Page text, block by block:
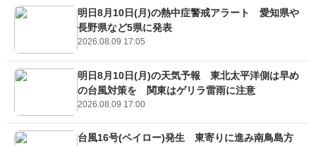
明日8月10日(月)の熱中症警戒アラート 愛知県や
長野県など5県に発表
2026.08.09 17:05
明日8月10日(月)の天気予報 東北太平洋側は早め
の台風対策を 関東はゲリラ雷雨に注意
2026.08.09 17:00
台風16号(ペイロー)発生 東寄りに進み南鳥島方